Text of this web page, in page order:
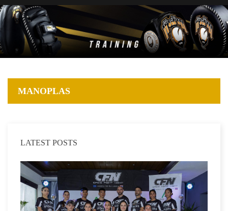
MANOPLAS
LATEST POSTS